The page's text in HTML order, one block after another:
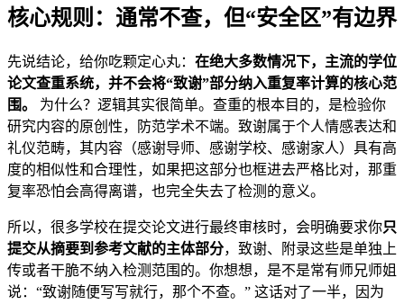
核心规则：通常不查，但“安全区”有边界
先说结论，给你吃颗定心丸： 在绝大多数情况下，主流的学位
论文查重系统，并不会将“致谢”部分纳入重复率计算的核心范
围。
为什么？逻辑其实很简单。查重的根本目的，是检验你
研究内容的原创性，防范学术不端。致谢属于个人情感表达和
礼仪范畴，其内容（感谢导师、感谢学校、感谢家人）具有高
度的相似性和合理性，如果把这部分也框进去严格比对，那重
复率恐怕会高得离谱，也完全失去了检测的意义。
所以，很多学校在提交论文进行最终审核时，会明确要求你只
提交从摘要到参考文献的主体部分，致谢、附录这些是单独上
传或者干脆不纳入检测范围的。你想想，是不是常有师兄师姐
说：“致谢随便写写就行，那个不查。” 这话对了一半，因为